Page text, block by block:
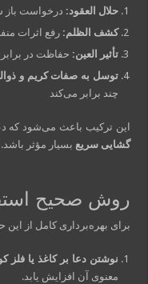
حلال العقود: درخواست
کشف الظلم: رفع اثرات
تأثیر العین: حفاظت در
توسل به صفات کریم و
چند برابر می‌کند
این ترکیب باعث می‌شود که
گشایی سریع بسیار مؤثر باشد.
روش صحیح
برای بهره‌برداری کامل از
نوشتن دعا بر کاغذ یا فلز
معنوی آن افزایش یابد.